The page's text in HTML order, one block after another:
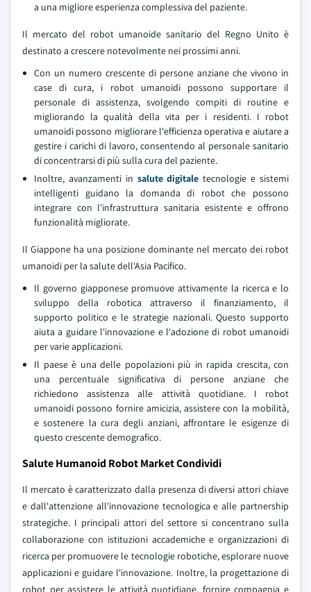
a una migliore esperienza complessiva del paziente.
Il mercato del robot umanoide sanitario del Regno Unito è
destinato a crescere notevolmente nei prossimi anni.
Con un numero crescente di persone anziane che vivono in
case di cura, i robot umanoidi possono supportare il
personale di assistenza, svolgendo compiti di routine e
migliorando la qualità della vita per i residenti. I robot
umanoidi possono migliorare l'efficienza operativa e aiutare a
gestire i carichi di lavoro, consentendo al personale sanitario
di concentrarsi di più sulla cura del paziente.
Inoltre, avanzamenti in salute digitale tecnologie e sistemi
intelligenti guidano la domanda di robot che possono
integrare con l'infrastruttura sanitaria esistente e offrono
funzionalità migliorate.
Il Giappone ha una posizione dominante nel mercato dei robot
umanoidi per la salute dell'Asia Pacifico.
Il governo giapponese promuove attivamente la ricerca e lo
sviluppo della robotica attraverso il finanziamento, il
supporto politico e le strategie nazionali. Questo supporto
aiuta a guidare l'innovazione e l'adozione di robot umanoidi
per varie applicazioni.
Il paese è una delle popolazioni più in rapida crescita, con
una percentuale significativa di persone anziane che
richiedono assistenza alle attività quotidiane. I robot
umanoidi possono fornire amicizia, assistere con la mobilità,
e sostenere la cura degli anziani, affrontare le esigenze di
questo crescente demografico.
Salute Humanoid Robot Market Condividi
Il mercato è caratterizzato dalla presenza di diversi attori chiave
e dall'attenzione all'innovazione tecnologica e alle partnership
strategiche. I principali attori del settore si concentrano sulla
collaborazione con istituzioni accademiche e organizzazioni di
ricerca per promuovere le tecnologie robotiche, esplorare nuove
applicazioni e guidare l'innovazione. Inoltre, la progettazione di
robot per assistere le attività quotidiane, fornire compagnia e